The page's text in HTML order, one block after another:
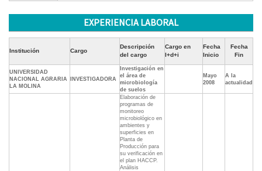
EXPERIENCIA LABORAL
Institución Cargo
Descripción
del cargo
Cargo en
I+d+i
Fecha
Inicio
Fecha
Fin
UNIVERSIDAD
NACIONAL AGRARIA
LA MOLINA
INVESTIGADORA
Investigación en
el área de
microbiología
de suelos
Mayo
2008
A la
actualidad
Elaboración de
programas de
monitoreo
microbiológico en
ambientes y
superficies en
Planta de
Producción para
su verificación en
el plan HACCP.
Análisis